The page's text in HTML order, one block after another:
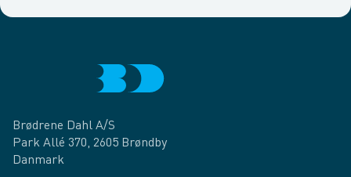
Brødrene Dahl A/S
Park Allé 370, 2605 Brøndby
Danmark